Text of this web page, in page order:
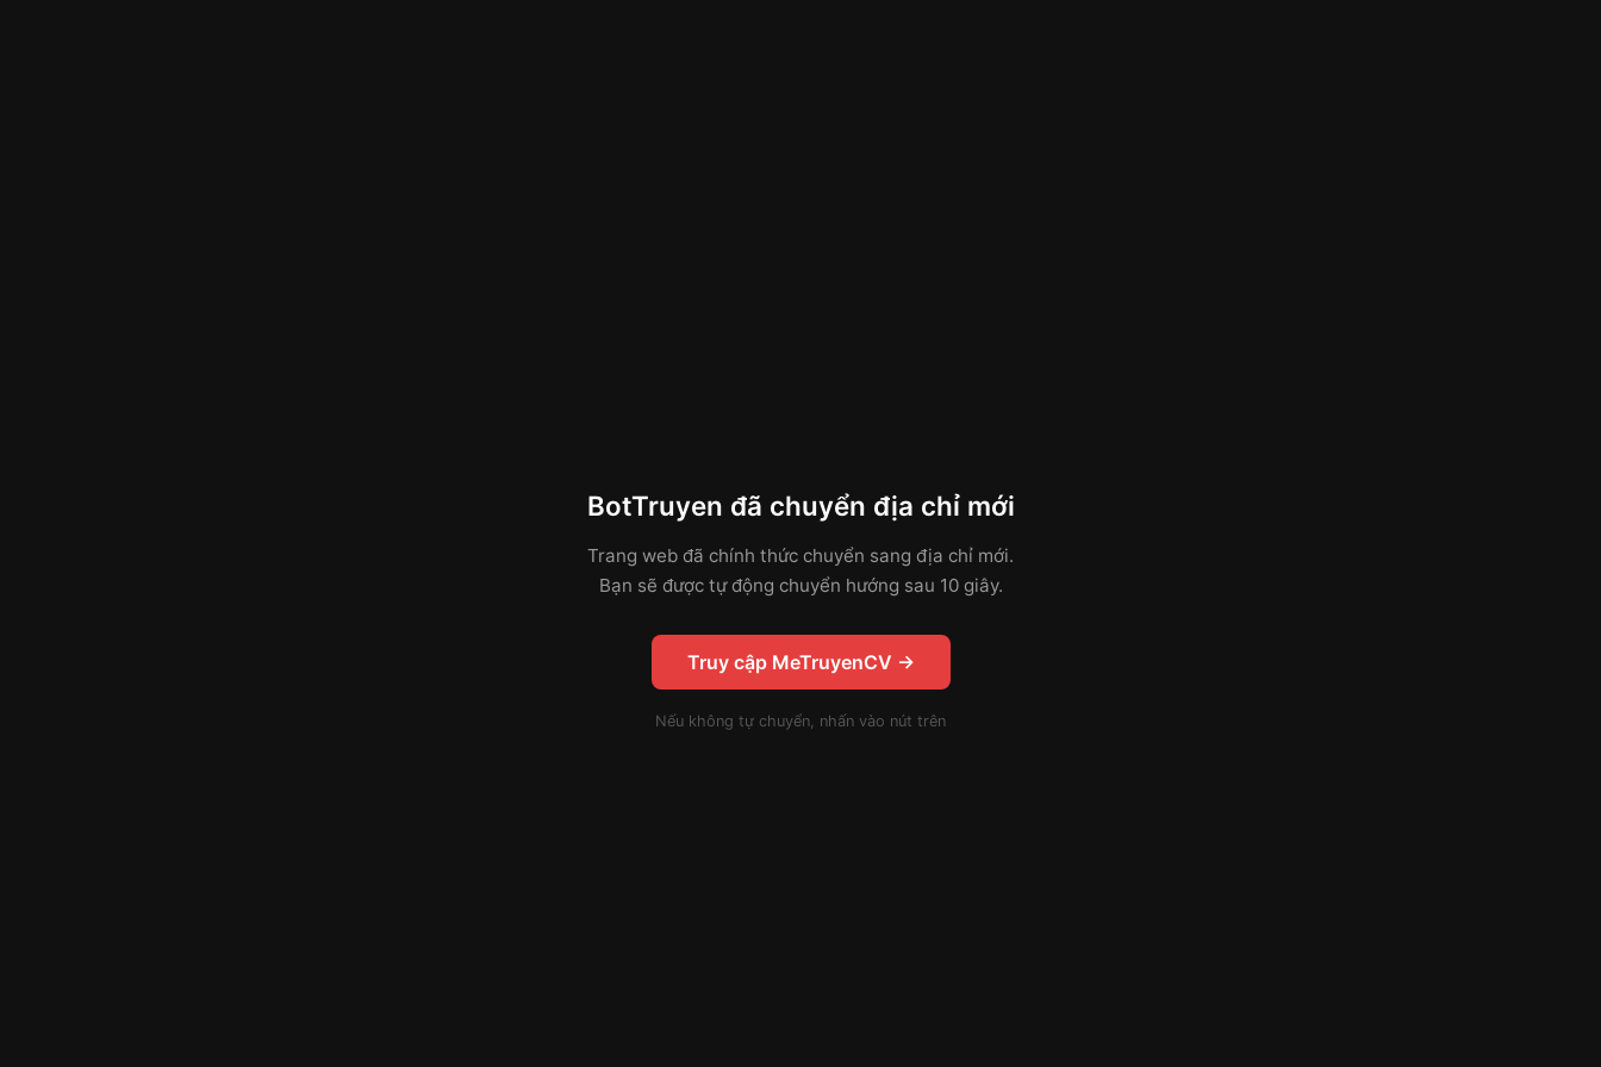
BotTruyen đã chuyển địa chỉ mới
Trang web đã chính thức chuyển sang địa chỉ mới.
Bạn sẽ được tự động chuyển hướng sau 10 giây.
Truy cập MeTruyenCV →
Nếu không tự chuyển, nhấn vào nút trên